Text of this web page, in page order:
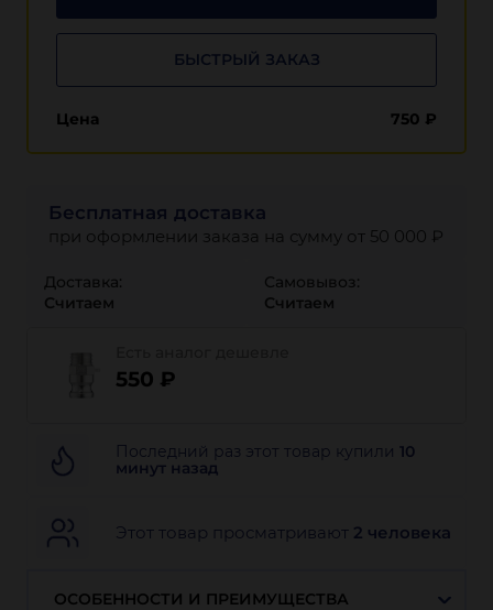
БЫСТРЫЙ ЗАКАЗ
Цена 750 ₽
Бесплатная доставка
при оформлении заказа на сумму от 50 000 ₽
Доставка:
Считаем
Самовывоз:
Считаем
550 ₽
Последний раз этот товар купили 10
минут назад
Этот товар просматривают 2 человека
ОСОБЕННОСТИ И ПРЕИМУЩЕСТВА